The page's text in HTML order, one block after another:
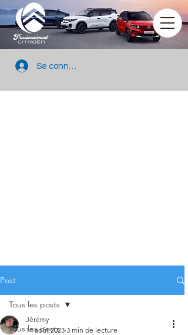
Se connecter
Post
Tous les posts
Tous les posts
Jérémy
14 août 2023 3 min de lecture